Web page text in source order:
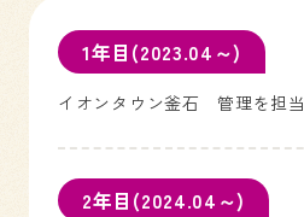
1年目(2023.04～)
イオンタウン釜石 管理を担当
2年目(2024.04～)